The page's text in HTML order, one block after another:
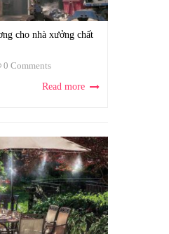
cho nhà xưởng chất
0 Comments
Read more